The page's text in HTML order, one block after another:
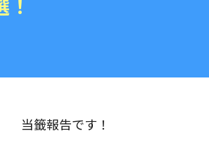
当籤報告です！